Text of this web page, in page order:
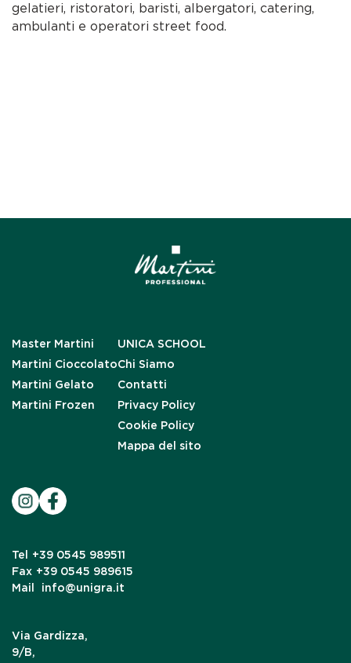
gelatieri, ristoratori, baristi, albergatori, catering,
ambulanti e operatori street food.
Master Martini
Martini Cioccolato
Martini Gelato
Martini Frozen
UNICA SCHOOL
Chi Siamo
Contatti
Privacy Policy
Cookie Policy
Mappa del sito
Tel
+39 0545 989511
Fax +39 0545 989615
Mail
info@unigra.it
Via Gardizza,
9/B,